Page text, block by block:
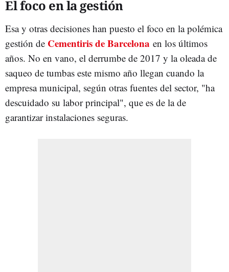
El foco en la gestión
Esa y otras decisiones han puesto el foco en la polémica
gestión de Cementiris de Barcelona en los últimos
años. No en vano, el derrumbe de 2017 y la oleada de
saqueo de tumbas este mismo año llegan cuando la
empresa municipal, según otras fuentes del sector, "ha
descuidado su labor principal", que es de la de
garantizar instalaciones seguras.